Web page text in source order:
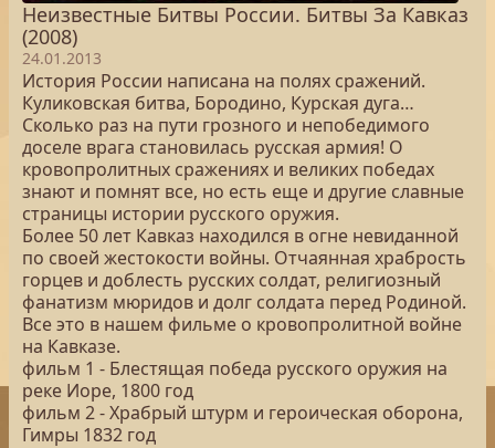
Неизвестные Битвы России. Битвы За Кавказ
(2008)
24.01.2013
История России написана на полях сражений.
Куликовская битва, Бородино, Курская дуга…
Сколько раз на пути грозного и непобедимого
доселе врага становилась русская армия! О
кровопролитных сражениях и великих победах
знают и помнят все, но есть еще и другие славные
страницы истории русского оружия.
Более 50 лет Кавказ находился в огне невиданной
по своей жестокости войны. Отчаянная храбрость
горцев и доблесть русских солдат, религиозный
фанатизм мюридов и долг солдата перед Родиной.
Все это в нашем фильме о кровопролитной войне
на Кавказе.
фильм 1 - Блестящая победа русского оружия на
реке Иоре, 1800 год
фильм 2 - Храбрый штурм и героическая оборона,
Гимры 1832 год